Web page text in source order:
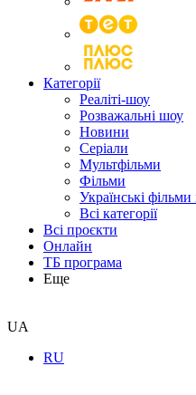
Категорії
Реаліті-шоу
Розважальні шоу
Новини
Серіали
Мультфільми
Фільми
Українські фільми
Всі категорії
Всі проєкти
Онлайн
ТБ програма
Еще
UA
RU